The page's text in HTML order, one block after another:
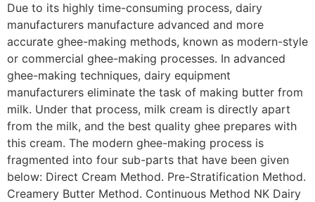
Due to its highly time-consuming process, dairy
manufacturers manufacture advanced and more
accurate ghee-making methods, known as modern-style
or commercial ghee-making processes. In advanced
ghee-making techniques, dairy equipment
manufacturers eliminate the task of making butter from
milk. Under that process, milk cream is directly apart
from the milk, and the best quality ghee prepares with
this cream. The modern ghee-making process is
fragmented into four sub-parts that have been given
below: Direct Cream Method. Pre-Stratification Method.
Creamery Butter Method. Continuous Method NK Dairy